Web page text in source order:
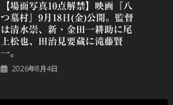
【場面写真10点解禁】映画『八
つ墓村』9月18日(金)公開。監督
は清水崇、新・金田一耕助に尾
上松也、田治見要蔵に滝藤賢
一。
2026年8月4日